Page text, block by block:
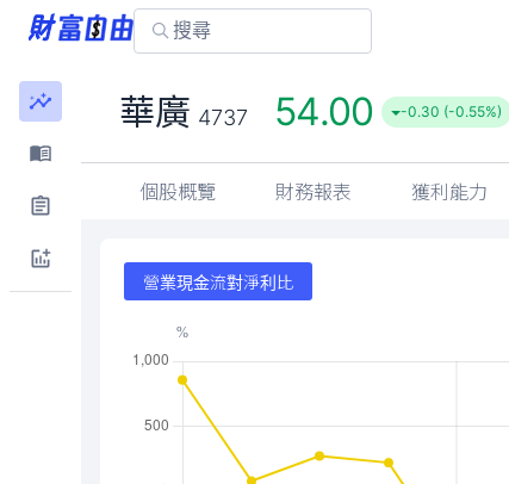
華廣 4737 54.00 -0.30 (-0.55%)
個股概覽 財務報表 獲利能力
營業現金流對淨利比